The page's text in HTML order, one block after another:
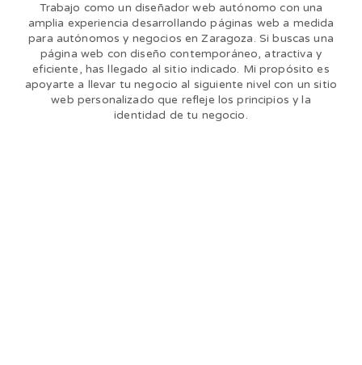
Trabajo como un diseñador web autónomo con una
amplia experiencia desarrollando páginas web a medida
para autónomos y negocios en Zaragoza. Si buscas una
página web con diseño contemporáneo, atractiva y
eficiente, has llegado al sitio indicado. Mi propósito es
apoyarte a llevar tu negocio al siguiente nivel con un sitio
web personalizado que refleje los principios y la
identidad de tu negocio.